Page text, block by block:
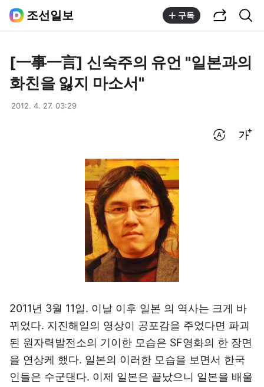
조선일보 구독
[一事一言] 신숙주의 유언 "일본과의
화친을 잃지 마소서"
2012. 4. 27. 03:29
2011년 3월 11일. 이날 이후 일본 의 역사는 크게 바
뀌었다. 지진해일의 영상이 공포감을 주었다면 파괴
된 원자력발전소의 기이한 모습은 SF영화의 한 장면
을 연상케 했다. 일본의 이러한 모습을 보면서 한국
인들은 수군댄다. 이제 일본은 끝났으니 일본을 배울